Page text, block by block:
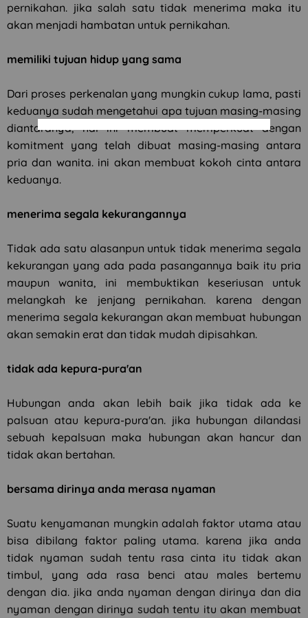
pernikahan. jika salah satu tidak menerima maka itu
akan menjadi hambatan untuk pernikahan.
memiliki tujuan hidup yang sama
Dari proses perkenalan yang mungkin cukup lama, pasti
keduanya sudah mengetahui apa tujuan masing-masing
diantaranya, hal ini membuat memperkuat dengan
komitment yang telah dibuat masing-masing antara
pria dan wanita. ini akan membuat kokoh cinta antara
keduanya.
menerima segala kekurangannya
Tidak ada satu alasanpun untuk tidak menerima segala
kekurangan yang ada pada pasangannya baik itu pria
maupun wanita, ini membuktikan keseriusan untuk
melangkah ke jenjang pernikahan. karena dengan
menerima segala kekurangan akan membuat hubungan
akan semakin erat dan tidak mudah dipisahkan.
tidak ada kepura-pura'an
Hubungan anda akan lebih baik jika tidak ada ke
palsuan atau kepura-pura'an. jika hubungan dilandasi
sebuah kepalsuan maka hubungan akan hancur dan
tidak akan bertahan.
bersama dirinya anda merasa nyaman
Suatu kenyamanan mungkin adalah faktor utama atau
bisa dibilang faktor paling utama. karena jika anda
tidak nyaman sudah tentu rasa cinta itu tidak akan
timbul, yang ada rasa benci atau males bertemu
dengan dia. jika anda nyaman dengan dirinya dan dia
nyaman dengan dirinya sudah tentu itu akan membuat